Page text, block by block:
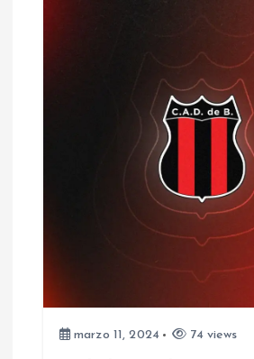
marzo 11, 2024 74 views